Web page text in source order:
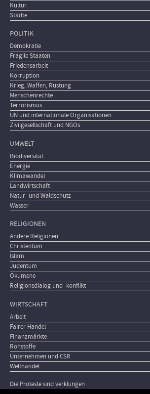
Kultur
Städte
POLITIK
Demokratie
Fragile Staaten
Friedensarbeit
Korruption
Krieg, Waffen, Rüstung
Menschenrechte
Terrorismus
UN und internationale Organisationen
Zivilgesellschaft und NGOs
UMWELT
Biodiversität
Energie
Klimawandel
Landwirtschaft
Natur- und Waldschutz
Wasser
RELIGIONEN
Andere Religionen
Christentum
Islam
Judentum
Ökumene
Religionsdialog und -konflikt
WIRTSCHAFT
Arbeit
Fairer Handel
Finanzmärkte
Rohstoffe
Unternehmen und CSR
Welthandel
Die Proteste sind verklungen